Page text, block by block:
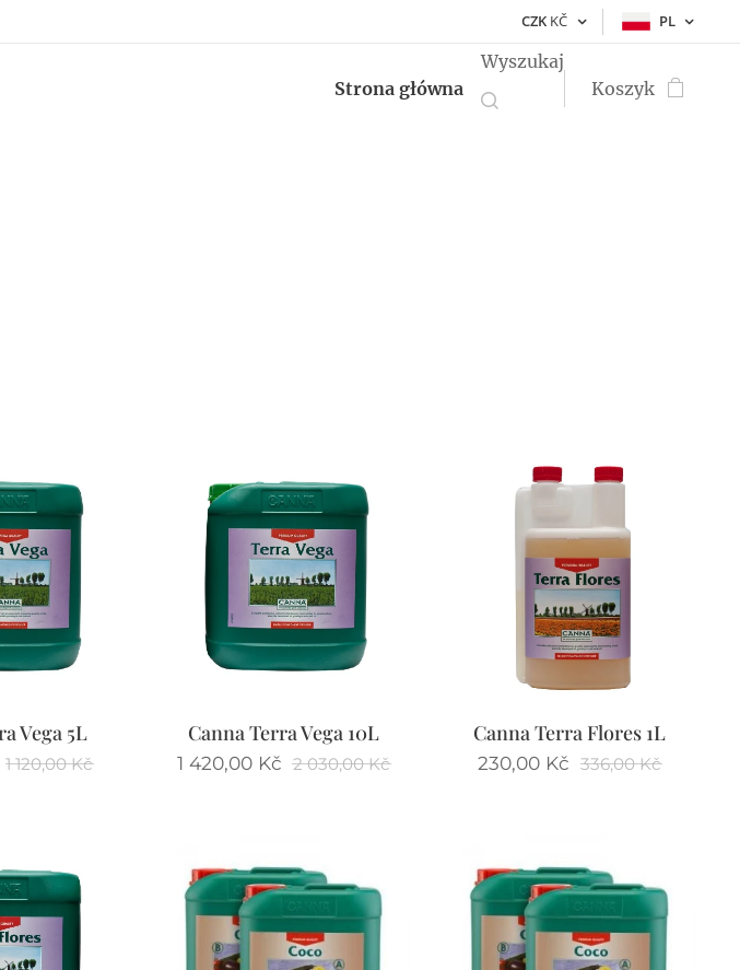
CZK KČ PL
Strona główna
Wyszukaj
Koszyk
Vega 5L
1 120,00Kč
Canna Terra Vega 10L
1 420,00 Kč 2 030,00Kč
Canna Terra Flores 1L
230,00 Kč 336,00Kč